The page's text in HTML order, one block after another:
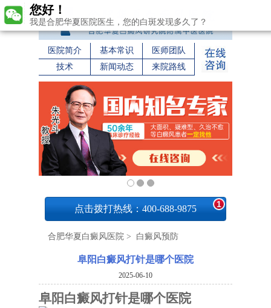
医院简介 基本常识
医师团队
技术
新闻动态 来院路线
点击拨打热线：400-688-9875 1
合肥华夏白癜风医院 > 白癜风预防
阜阳白癜风打针是哪个医院
2025-06-10
阜阳白癜风打针是哪个医院
您好！
我是合肥华夏医院医生，您的白斑发现多久了？